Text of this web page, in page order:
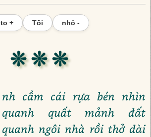
to + Tối nhỏ -
❊ ❊ ❊
nh cầm cái rựa bén nhìn
quanh quất mảnh đất
quanh ngôi nhà rồi thở dài